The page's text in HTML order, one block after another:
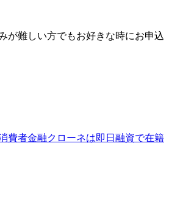
が難しい方でもお好きな時にお申込
費者金融クローネは即日融資で在籍